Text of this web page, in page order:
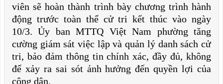
viên sẽ hoàn thành trình bày chương trình hành
động trước toàn thể cử tri kết thúc vào ngày
10/3. Ủy ban MTTQ Việt Nam phường tăng
cường giám sát việc lập và quản lý danh sách cử
tri, bảo đảm thông tin chính xác, đầy đủ, không
để xảy ra sai sót ảnh hưởng đến quyền lợi của
công dân.